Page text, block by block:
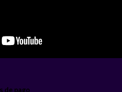
de pago